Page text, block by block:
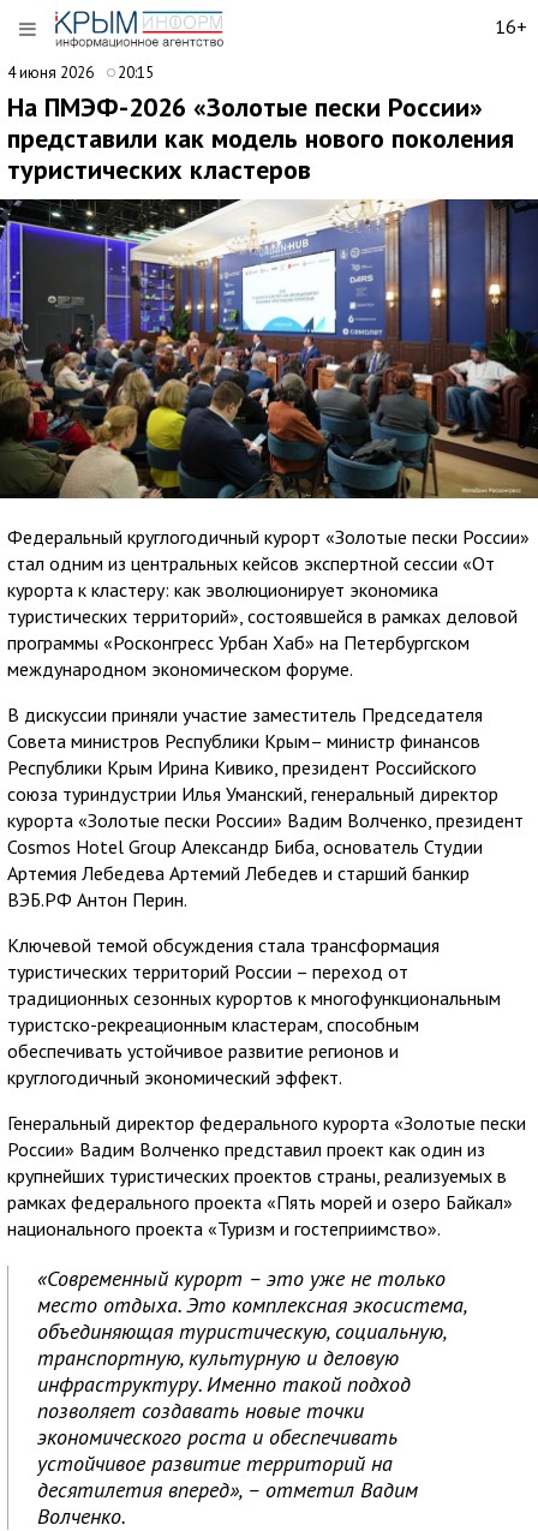
16+
4 июня 2026 20:15
На ПМЭФ-2026 «Золотые пески России»
представили как модель нового поколения
туристических кластеров
Федеральный круглогодичный курорт «Золотые пески России»
стал одним из центральных кейсов экспертной сессии «От
курорта к кластеру: как эволюционирует экономика
туристических территорий», состоявшейся в рамках деловой
программы «Росконгресс Урбан Хаб» на Петербургском
международном экономическом форуме.
В дискуссии приняли участие заместитель Председателя
Совета министров Республики Крым– министр финансов
Республики Крым Ирина Кивико, президент Российского
союза туриндустрии Илья Уманский, генеральный директор
курорта «Золотые пески России» Вадим Волченко, президент
Cosmos Hotel Group Александр Биба, основатель Студии
Артемия Лебедева Артемий Лебедев и старший банкир
ВЭБ.РФ Антон Перин.
Ключевой темой обсуждения стала трансформация
туристических территорий России – переход от
традиционных сезонных курортов к многофункциональным
туристско-рекреационным кластерам, способным
обеспечивать устойчивое развитие регионов и
круглогодичный экономический эффект.
Генеральный директор федерального курорта «Золотые пески
России» Вадим Волченко представил проект как один из
крупнейших туристических проектов страны, реализуемых в
рамках федерального проекта «Пять морей и озеро Байкал»
национального проекта «Туризм и гостеприимство».
«Современный курорт – это уже не только
место отдыха. Это комплексная экосистема,
объединяющая туристическую, социальную,
транспортную, культурную и деловую
инфраструктуру. Именно такой подход
позволяет создавать новые точки
экономического роста и обеспечивать
устойчивое развитие территорий на
десятилетия вперед», – отметил Вадим
Волченко.